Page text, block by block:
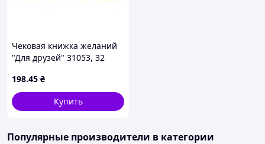
Чековая книжка желаний
"Для друзей" 31053, 32
198.45 ₴
Купить
Популярные производители в категории